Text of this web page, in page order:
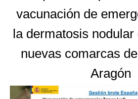
vacunación de
la dermatosis
nuevas comarcas
Aragón